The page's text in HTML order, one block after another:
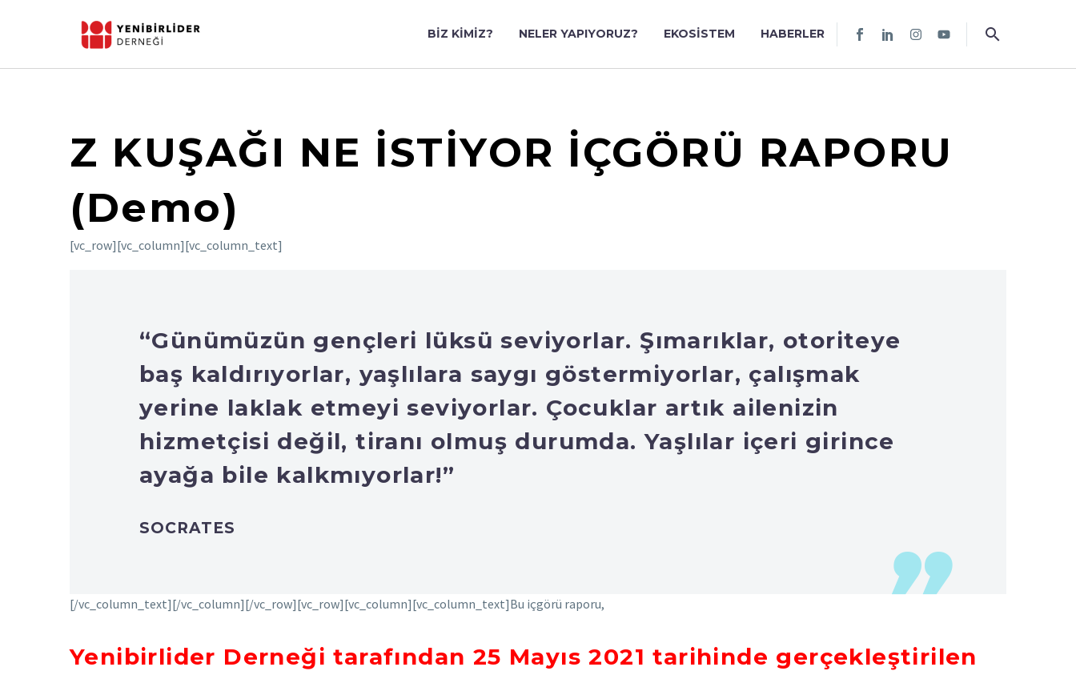
BIZ KIMIZ? NELER YAPIYORUZ? EKOSISTEM HABERLER
Z KUŞAĞI NE İSTİYOR İÇGÖRÜ RAPORU
(Demo)
[vc_row][vc_column][vc_column_text]
“Günümüzün gençleri lüksü seviyorlar. Şımarıklar, otoriteye
baş kaldırıyorlar, yaşlılara saygı göstermiyorlar, çalışmak
yerine laklak etmeyi seviyorlar. Çocuklar artık ailenizin
hizmetçisi değil, tiranı olmuş durumda. Yaşlılar içeri girince
ayağa bile kalkmıyorlar!”
SOCRATES
[/vc_column_text][/vc_column][/vc_row][vc_row][vc_column][vc_column_text]Bu içgörü raporu,
Yenibirlider Derneği tarafından 25 Mayıs 2021 tarihinde gerçekleştirilen